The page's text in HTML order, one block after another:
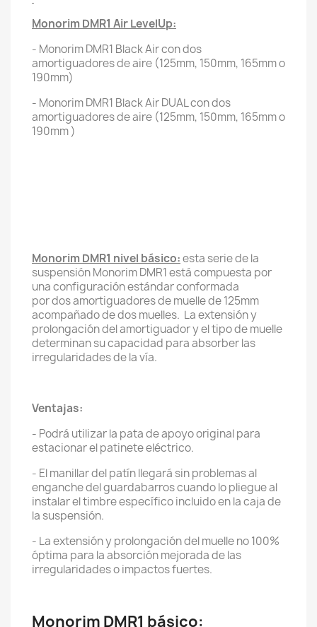
Monorim DMR1 Air LevelUp:
- Monorim DMR1 Black Air con dos
amortiguadores de aire (125mm, 150mm, 165mm o
190mm)
- Monorim DMR1 Black Air DUAL con dos
amortiguadores de aire (125mm, 150mm, 165mm o
190mm )
Monorim DMR1 nivel básico:esta serie de la
suspensión Monorim DMR1 está compuesta por
una configuración estándar conformada
por dos amortiguadores de muelle de 125mm
acompañado de dos muelles. La extensión y
prolongación del amortiguador y el tipo de muelle
determinan su capacidad para absorber las
irregularidades de la vía.
Ventajas:
- Podrá utilizar la pata de apoyo original para
estacionar el patinete eléctrico.
- El manillar del patín llegará sin problemas al
enganche del guardabarros cuando lo pliegue al
instalar el timbre específico incluido en la caja de
la suspensión.
- La extensión y prolongación del muelle no 100%
óptima para la absorción mejorada de las
irregularidades o impactos fuertes.
Monorim DMR1 básico: